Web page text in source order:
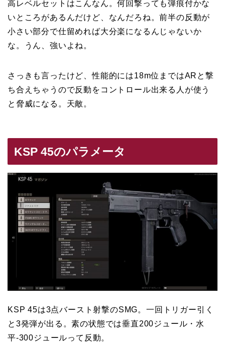
高レベルセットはこんなん。何回撃っても弾痕付かな
いところがあるんだけど、なんだろね。前半の反動が
小さい部分で仕留めれば大分楽になるんじゃないか
な。うん、強いよね。
さっきも言ったけど、性能的には18m位まではARと撃
ち合えちゃうので反動をコントロール出来る人が使う
と脅威になる。天敵。
KSP 45のパラメータ
KSP 45は3点バースト射撃のSMG。一回トリガー引く
と3発弾が出る。素の状態では垂直200ジュール・水
平-300ジュールって反動。